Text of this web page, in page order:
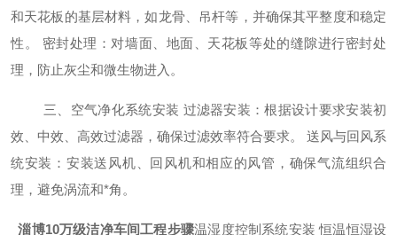
和天花板的基层材料，如龙骨、吊杆等，并确保其平整度和稳定
性。
密封处理：对墙面、地面、天花板等处的缝隙进行密封处
理，防止灰尘和微生物进入。
三、 空气净化系统安装 过滤器安装：根据设计要求安装初
效、中效、高效过滤器，确保过滤效率符合要求。
送风与回风系
统安装：安装送风机、回风机和相应的风管，确保气流组织合
理，避免涡流和*角。
淄博10万级洁净车间工程步骤温湿度控制系统安装 恒温恒湿设